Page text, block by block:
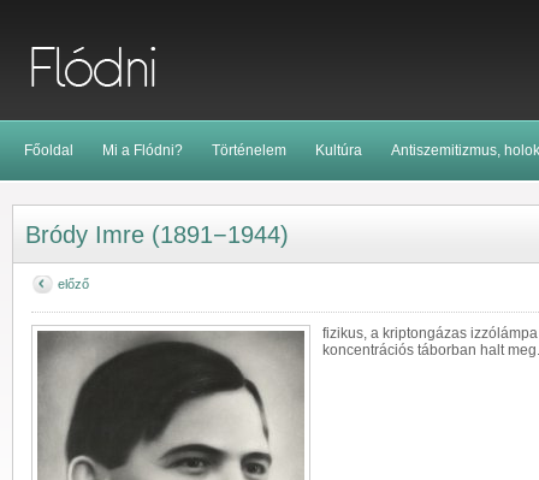
Főoldal Mi a Flódni? Történelem Kultúra Antiszemitizmus,
Bródy Imre (1891−1944)
előző
fizikus, a kriptongázas
koncentrációs táborban halt meg.